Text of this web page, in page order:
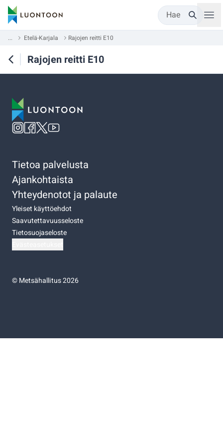
Hae
... Etelä-Karjala Rajojen reitti E10
Rajojen reitti E10
Tietoa palvelusta
Ajankohtaista
Yhteydenotot ja palaute
Yleiset käyttöehdot
Saavutettavuusseloste
Tietosuojaseloste
©Metsähallitus 2026